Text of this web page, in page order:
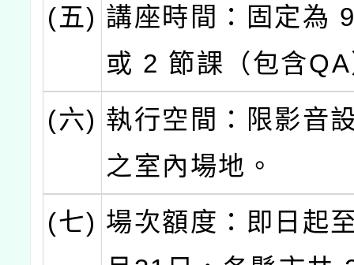
(五) 講座時間：固定為
或 2 節課（包含
(六) 執行空間：限影音
之室內場地。
(七) 場次額度：即日起